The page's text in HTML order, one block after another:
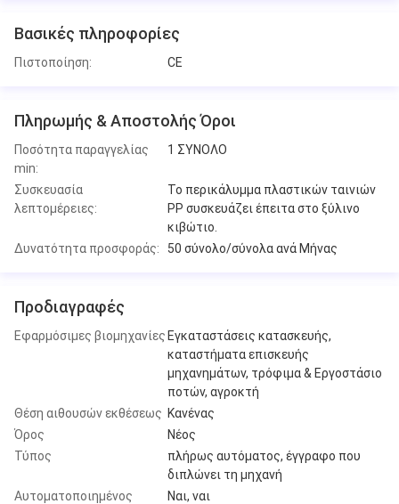
Βασικές πληροφορίες
Πιστοποίηση: CE
Πληρωμής & Αποστολής Όροι
Ποσότητα παραγγελίας
min:
1 ΣΥΝΟΛΟ
Συσκευασία
λεπτομέρειες:
Το περικάλυμμα πλαστικών ταινιών
PP συσκευάζει έπειτα στο ξύλινο
κιβώτιο.
Δυνατότητα προσφοράς:
50 σύνολο/σύνολα ανά Μήνας
Προδιαγραφές
Εφαρμόσιμες βιομηχανίες Εγκαταστάσεις κατασκευής,
καταστήματα επισκευής
μηχανημάτων, τρόφιμα & Εργοστάσιο
ποτών, αγροκτή
Θέση αιθουσών εκθέσεως Κανένας
Όρος
Νέος
Τύπος
πλήρως αυτόματος, έγγραφο που
διπλώνει τη μηχανή
Αυτοματοποιημένος
Ναι, ναι